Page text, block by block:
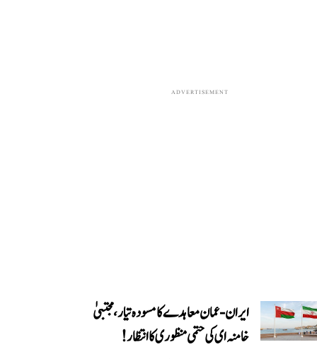
ADVERTISEMENT
ایران-عمان معاہدے کا مسودہ تیار، مجتبیٰ
خامنہ ای کی حتمی منظوری کا انتظار!